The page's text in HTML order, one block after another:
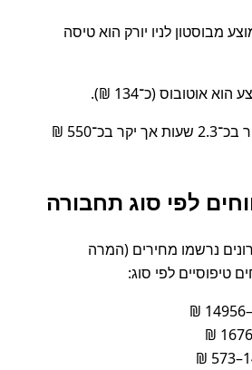
מבוסטון לניו יורק הוא טיסה
אוטובוס (כ־134 ₪).
שימו לב: טיסה מהיר בכ־2.3 שעות אך יקר בכ־550 ₪
לפי סוג תחבורה
נרשמו מחירים (המרה
טיפוסיים לפי סוג: